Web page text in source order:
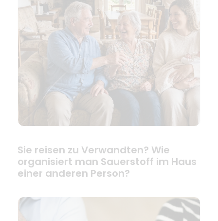
Sie reisen zu Verwandten? Wie
organisiert man Sauerstoff im Haus
einer anderen Person?